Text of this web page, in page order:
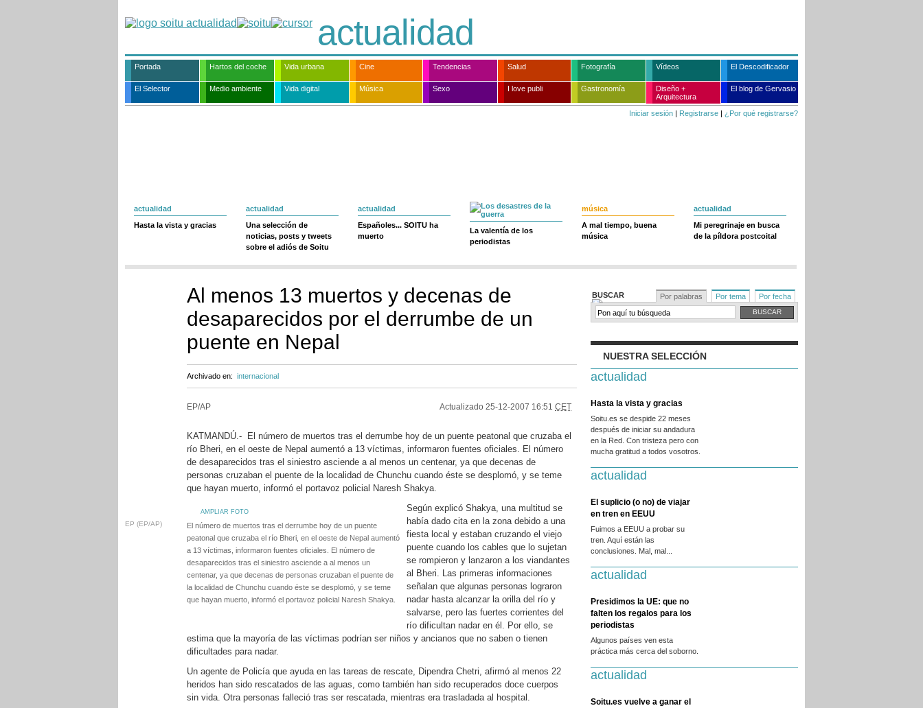
actualidad
Portada Hartos del coche Vida urbana Cine Tendencias Salud Fotografía Vídeos El Descodificador
El Selector Medio ambiente Vida digital Música Sexo I love publi Gastronomía
Diseño +
Arquitectura
El blog de Gervasio
Iniciar sesión | Registrarse | ¿Por qué registrarse?
actualidad
Hasta la vista y gracias
actualidad
Una selección de
noticias, posts y tweets
sobre el adiós de Soitu
actualidad
Españoles... SOITU ha
muerto
La valentía de los
periodistas
música
A mal tiempo, buena
música
actualidad
Mi peregrinaje en busca
de la píldora postcoital
Al menos 13 muertos y decenas de
desaparecidos por el derrumbe de un
puente en Nepal
Archivado en: internacional
EP/AP Actualizado 25-12-2007 16:51 CET
KATMANDÚ.- El número de muertos tras el derrumbe hoy de un puente peatonal que cruzaba el
río Bheri, en el oeste de Nepal aumentó a 13 víctimas, informaron fuentes oficiales. El número
de desaparecidos tras el siniestro asciende a al menos un centenar, ya que decenas de
personas cruzaban el puente de la localidad de Chunchu cuando éste se desplomó, y se teme
que hayan muerto, informó el portavoz policial Naresh Shakya.
AMPLIAR FOTO
EP (EP/AP)
El número de muertos tras el derrumbe hoy de un puente
peatonal que cruzaba el río Bheri, en el oeste de Nepal aumentó
a 13 víctimas, informaron fuentes oficiales. El número de
desaparecidos tras el siniestro asciende a al menos un
centenar, ya que decenas de personas cruzaban el puente de
la localidad de Chunchu cuando éste se desplomó, y se teme
que hayan muerto, informó el portavoz policial Naresh Shakya.
Según explicó Shakya, una multitud se
había dado cita en la zona debido a una
fiesta local y estaban cruzando el viejo
puente cuando los cables que lo sujetan
se rompieron y lanzaron a los viandantes
al Bheri. Las primeras informaciones
señalan que algunas personas lograron
nadar hasta alcanzar la orilla del río y
salvarse, pero las fuertes corrientes del
río dificultan nadar en él. Por ello, se
estima que la mayoría de las víctimas podrían ser niños y ancianos que no saben o tienen
dificultades para nadar.
Un agente de Policía que ayuda en las tareas de rescate, Dipendra Chetri, afirmó al menos 22
heridos han sido rescatados de las aguas, como también han sido recuperados doce cuerpos
sin vida. Otra personas falleció tras ser rescatada, mientras era trasladada al hospital.
BUSCAR Por palabras Por tema Por fecha
NUESTRA SELECCIÓN
actualidad
Hasta la vista y gracias
Soitu.es se despide 22 meses
después de iniciar su andadura
en la Red. Con tristeza pero con
mucha gratitud a todos vosotros.
actualidad
El suplicio (o no) de viajar
en tren en EEUU
Fuimos a EEUU a probar su
tren. Aquí están las
conclusiones. Mal, mal...
actualidad
Presidimos la UE: que no
falten los regalos para los
periodistas
Algunos países ven esta
práctica más cerca del soborno.
actualidad
Soitu.es vuelve a ganar el